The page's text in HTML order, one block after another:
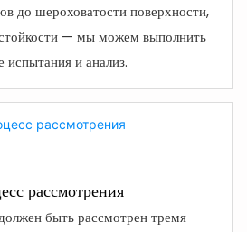
до шероховатости поверхности,
— мы можем выполнить
испытания и анализ.
рассмотрения
быть рассмотрен тремя